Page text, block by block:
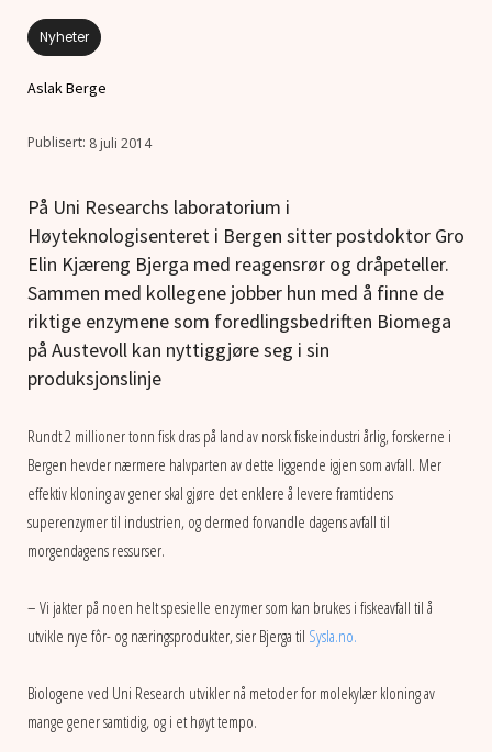
Nyheter
Aslak Berge
8 juli 2014
På Uni Researchs laboratorium i
Høyteknologisenteret i Bergen sitter postdoktor Gro
Elin Kjæreng Bjerga med reagensrør og dråpeteller.
Sammen med kollegene jobber hun med å finne de
riktige enzymene som foredlingsbedriften Biomega
på Austevoll kan nyttiggjøre seg i sin
produksjonslinje
Rundt 2 millioner tonn fisk dras på land av norsk fiskeindustri årlig, forskerne i
Bergen hevder nærmere halvparten av dette liggende igjen som avfall. Mer
effektiv kloning av gener skal gjøre det enklere å levere framtidens
superenzymer til industrien, og dermed forvandle dagens avfall til
morgendagens ressurser.
– Vi jakter på noen helt spesielle enzymer som kan brukes i fiskeavfall til å
utvikle nye fôr- og næringsprodukter, sier Bjerga til Sysla.no.
Biologene ved Uni Research utvikler nå metoder for molekylær kloning av
mange gener samtidig, og i et høyt tempo.